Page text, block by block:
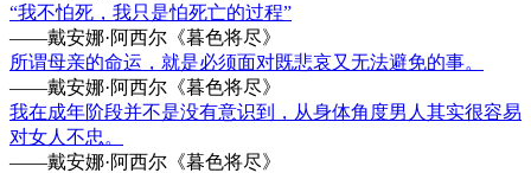
“我不怕死，我只是怕死亡的过程”
——戴安娜·阿西尔《暮色将尽》
所谓母亲的命运，就是必须面对既悲哀又无法避免的事。
——戴安娜·阿西尔《暮色将尽》
我在成年阶段并不是没有意识到，从身体角度男人其实很容易
对女人不忠。
——戴安娜·阿西尔《暮色将尽》